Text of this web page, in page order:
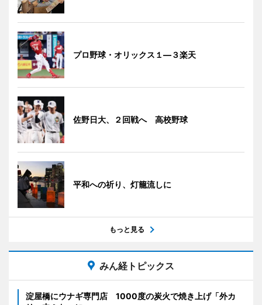
プロ野球・オリックス１―３楽天
佐野日大、２回戦へ 高校野球
平和への祈り、灯籠流しに
もっと見る
みん経トピックス
淀屋橋にウナギ専門店 1000度の炭火で焼き上げ「外カ